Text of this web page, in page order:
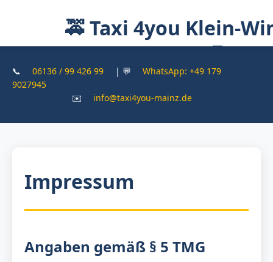
📞 06136 / 99 426 99 | 💬
WhatsApp: +49 179
9027945
✉️
info@taxi4you-mainz.de
🚕 Taxi 4you Klein-
☰
Impressum
Angaben gemäß § 5 TMG